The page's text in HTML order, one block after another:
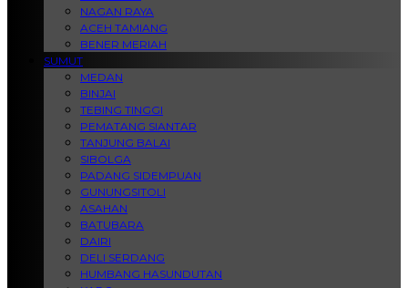
NAGAN RAYA
ACEH TAMIANG
BENER MERIAH
SUMUT
MEDAN
BINJAI
TEBING TINGGI
PEMATANG SIANTAR
TANJUNG BALAI
SIBOLGA
PADANG SIDEMPUAN
GUNUNGSITOLI
ASAHAN
BATUBARA
DAIRI
DELI SERDANG
HUMBANG HASUNDUTAN